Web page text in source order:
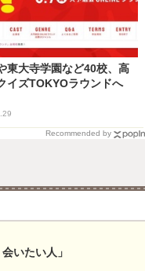
東大寺学園など40校、高
イズTOKYOラウンドへ
Recommended by
いたい人」